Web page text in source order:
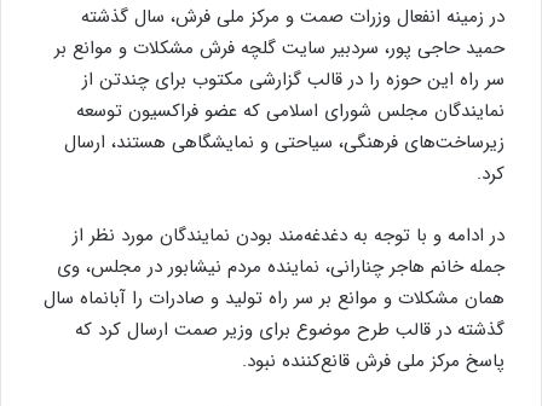
در زمینه انفعال وزرات صمت و مرکز ملی فرش، سال گذشته
حمید حاجی‌ پور، سردبیر سایت گلچه فرش مشکلات و موانع بر
سر راه این حوزه را در قالب گزارشی مکتوب برای چندتن از
نمایندگان مجلس شورای اسلامی که عضو فراکسیون توسعه
زیرساخت‌های فرهنگی، سیاحتی و نمایشگاهی هستند، ارسال
کرد.
در ادامه و با توجه به دغدغه‌مند بودن نمایندگان مورد نظر از
جمله خانم هاجر چنارانی، نماینده مردم نیشابور در مجلس، وی
همان مشکلات و موانع بر سر راه تولید و صادرات را آبانماه سال
گذشته در قالب طرح موضوع برای وزیر صمت ارسال کرد که
پاسخ مرکز ملی فرش قانع‌کننده نبود.